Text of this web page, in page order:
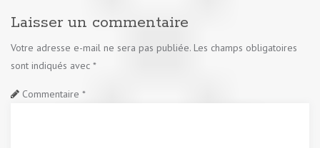
Laisser un commentaire
Votre adresse e-mail ne sera pas publiée. Les champs obligatoires
sont indiqués avec *
Commentaire *